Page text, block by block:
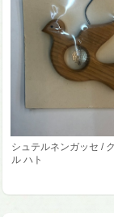
シュテルネンガッセ /
ル ハト